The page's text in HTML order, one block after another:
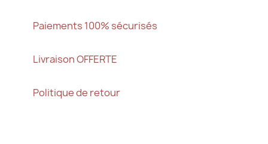
Paiements 100% sécurisés
Livraison OFFERTE
Politique de retour